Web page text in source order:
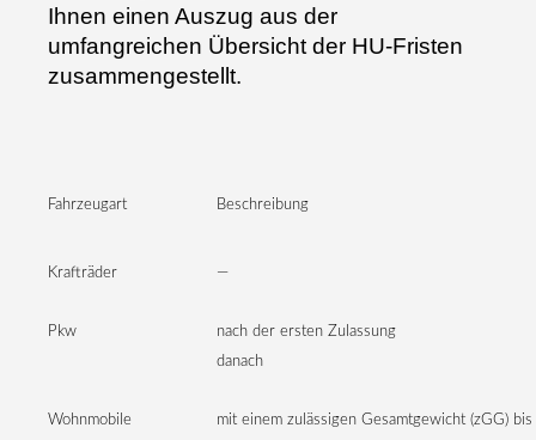
Ihnen einen Auszug aus der
umfangreichen Übersicht der HU-Fristen
zusammengestellt.
Fahrzeugart Beschreibung
Krafträder —
Pkw
nach der ersten Zulassung
danach
Wohnmobile
mit einem zulässigen Gesamtgewicht (zGG)